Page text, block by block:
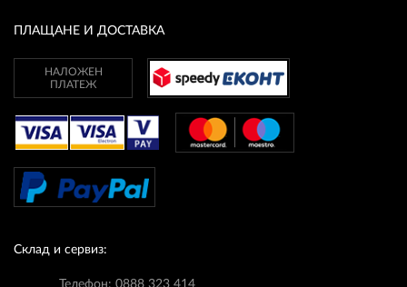
ПЛАЩАНЕ И ДОСТАВКА
НАЛОЖЕН
ПЛАТЕЖ
Склад и сервиз:
Телефон: 0888 323 414